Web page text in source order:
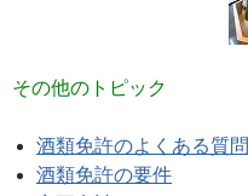
その他のトピック
酒類免許のよくある質問
酒類免許の要件